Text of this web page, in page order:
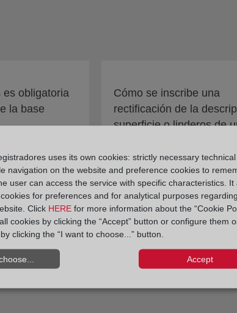
obligatoria
la base
Cómo se inscribe una
rectificación de la
superficie o linderos de
uses its own cookies: strictly necessary technical
navigation on the website and preference cookies to
user can access the service with specific characteristics. It
for preferences and for analytical purposes
Click HERE for more information about the “Cookie
cookies by clicking the “Accept” button or configure them
clicking the “I want to choose...” button.
Accept